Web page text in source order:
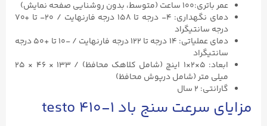
عمر باتری:۱۰۰ ساعت (متوسط، بدون روشنایی صفحه نمایش)
دمای نگهداری: ۴- درجه تا ۱۵۸ درجه فارنهایت / ۲۰- تا +۷۰
درجه سانتیگراد
دمای عملیاتی: ۱۴ درجه تا ۱۲۲ درجه فارنهایت / -۱۰ تا +۵۰ درجه
سانتیگراد
ابعاد: ۵×۲×۱ اینچ (شامل کلاهک محافظ) / ۱۳۳ × ۴۶ × ۲۵
میلی متر (شامل درپوش محافظ)
گارانتی: ۲ سال
مزایای سرعت سنج باد testo ۴۱۰-۱